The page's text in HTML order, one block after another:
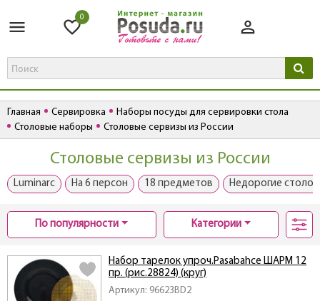
0
Главная Сервировка
Наборы посуды для сервировки стола
Столовые наборы
Столовые сервизы из России
Столовые сервизы из России
Luminarc На 6 персон 18 предметов Недорогие
По популярности Категории
Артикул: 96623BD2
Набор тарелок упроч.Pasabahce ШАРМ 12
пр. (рис.28824) (круг)